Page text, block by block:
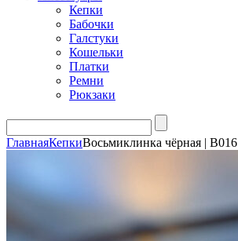
Кепки
Бабочки
Галстуки
Кошельки
Платки
Ремни
Рюкзаки
ГлавнаяКепкиВосьмиклинка чёрная | В016